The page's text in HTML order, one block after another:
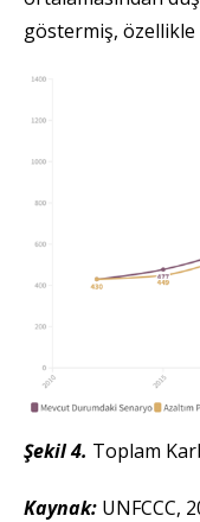
göstermiş, özellikle
Şekil 4. Toplam
Kaynak: UNFCCC,